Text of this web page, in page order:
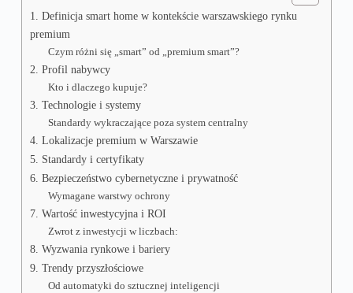
1. Definicja smart home w kontekście warszawskiego rynku
premium
Czym różni się „smart” od „premium smart”?
2. Profil nabywcy
Kto i dlaczego kupuje?
3. Technologie i systemy
Standardy wykraczające poza system centralny
4. Lokalizacje premium w Warszawie
5. Standardy i certyfikaty
6. Bezpieczeństwo cybernetyczne i prywatność
Wymagane warstwy ochrony
7. Wartość inwestycyjna i ROI
Zwrot z inwestycji w liczbach:
8. Wyzwania rynkowe i bariery
9. Trendy przyszłościowe
Od automatyki do sztucznej inteligencji